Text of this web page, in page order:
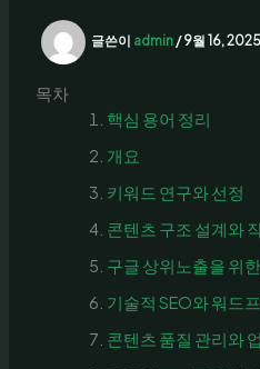
글쓴이 admin/9월 16, 2025
목차
핵심 용어 정리
개요
키워드 연구와 선정
콘텐츠 구조 설계와
구글 상위노출을 위
기술적 SEO와 워드
콘텐츠 품질 관리와